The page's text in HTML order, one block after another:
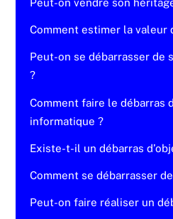
Peut-on vendre son
Comment estimer la valeur
Peut-on se débarrasser de
?
Comment faire le débarras
informatique ?
Existe-t-il un débarras
Comment se débarrasser
Peut-on faire réaliser un